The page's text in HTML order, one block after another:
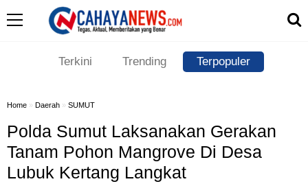
Terkini Trending Terpopuler
Home » Daerah » SUMUT
Polda Sumut Laksanakan Gerakan
Tanam Pohon Mangrove Di Desa
Lubuk Kertang Langkat